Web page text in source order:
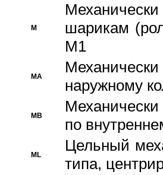
M
шарикам
M1
MA
наружному
MB
по
ML
Цельный
типа,